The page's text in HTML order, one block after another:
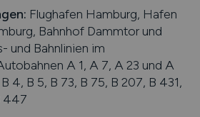
Flughafen Hamburg, Hafen
Bahnhof Dammtor und
und Bahnlinien im
A 1, A 7, A 23 und A
4, B 5, B 73, B 75, B 207, B 431,
447